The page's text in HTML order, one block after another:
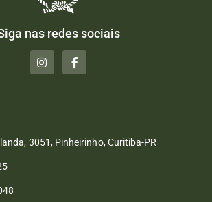
nas redes sociais
3051, Pinheirinho, Curitiba-PR